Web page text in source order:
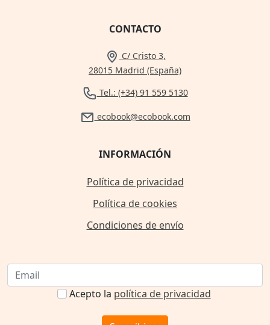
CONTACTO
C/ Cristo 3,
28015 Madrid (España)
Tel.: (+34) 91 559 5130
ecobook@ecobook.com
INFORMACIÓN
Política de privacidad
Política de cookies
Condiciones de envío
Acepto la política de privacidad